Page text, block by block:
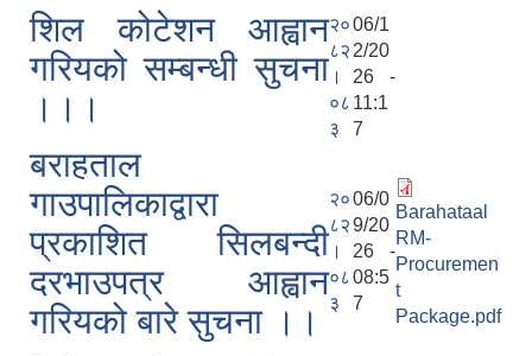
शिल कोटेशन आह्वान
गरियको सम्बन्धी सुचना
।।।
२०
८२
।
०८
३
06/1
2/20
26 -
11:1
7
बराहताल
गाउपालिकाद्वारा
प्रकाशित सिलबन्दी
दरभाउपत्र आह्वान
गरियको बारे सुचना ।।
२०
८२
।
०८
३
06/0
9/20
26 -
08:5
7
Barahataal
RM-
Procuremen
t
Package.pdf